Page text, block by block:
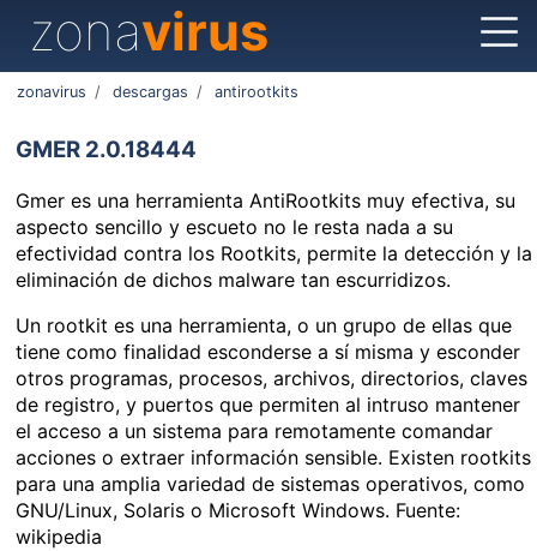
zonavirus
zonavirus / descargas / antirootkits
GMER 2.0.18444
Gmer es una herramienta AntiRootkits muy efectiva, su
aspecto sencillo y escueto no le resta nada a su
efectividad contra los Rootkits, permite la detección y la
eliminación de dichos malware tan escurridizos.
Un rootkit es una herramienta, o un grupo de ellas que
tiene como finalidad esconderse a sí misma y esconder
otros programas, procesos, archivos, directorios, claves
de registro, y puertos que permiten al intruso mantener
el acceso a un sistema para remotamente comandar
acciones o extraer información sensible. Existen rootkits
para una amplia variedad de sistemas operativos, como
GNU/Linux, Solaris o Microsoft Windows. Fuente:
wikipedia